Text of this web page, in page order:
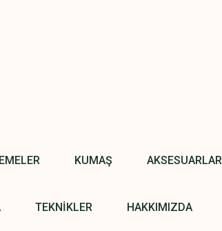
KUMAŞ AKSESUARLAR
TEKNİKLER HAKKIMIZDA